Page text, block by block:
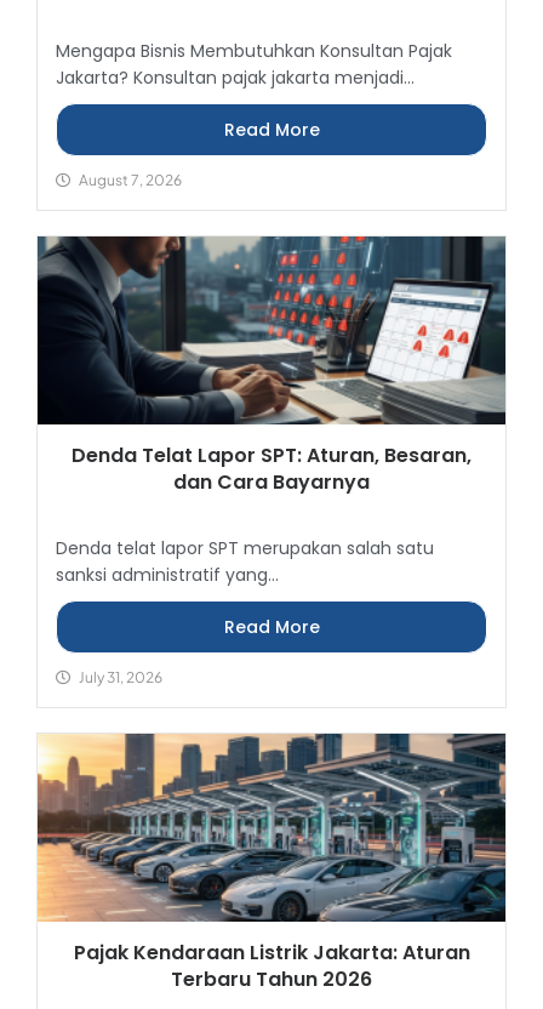
Mengapa Bisnis Membutuhkan Konsultan Pajak
Jakarta? Konsultan pajak jakarta menjadi...
Read More
August 7, 2026
Denda Telat Lapor SPT: Aturan, Besaran,
dan Cara Bayarnya
Denda telat lapor SPT merupakan salah satu
sanksi administratif yang...
Read More
July 31, 2026
Pajak Kendaraan Listrik Jakarta: Aturan
Terbaru Tahun 2026